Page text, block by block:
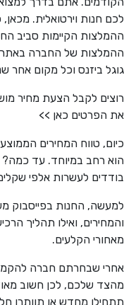
לכם חנות וירטואלית.
ההמלצות הקיימות סביב
ההמלצות של החברה באתר
גוגל ביזנס וכל מקום אחר
רוצים לקבל הצעת מחיר
את הפרטים כאן >>
כיום, טווח המחירים
הוא רחב במיוחד. עד כמה?
בודדים לעשרות אלפי
למעשה, החנות בפייסבוק
והמחירים, ואילו תהליך
מאחורי הקלעים.
אחרי שבחרתם חברה
מהצד שלכם, לכן חשוב
תתחילו מחדש או תוותרו